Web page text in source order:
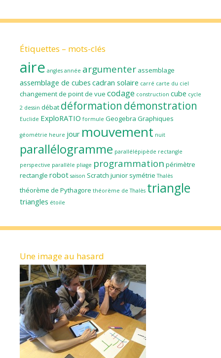
Étiquettes – mots-clés
aire angles année argumenter assemblage
assemblage de cubes cadran solaire carré carte du ciel
changement de point de vue codage construction cube cycle
2 dessin débat déformation démonstration
Euclide ExploRATIO formule Geogebra Graphiques
géométrie heure jour mouvement nuit
parallélogramme parallélépipède rectangle
perspective parallèle pliage programmation périmètre
rectangle robot saison Scratch junior symétrie Thalès
théorème de Pythagore théorème de Thalès triangle
triangles étoile
Une image au hasard